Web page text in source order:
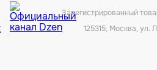
Зарегистрированный
125315, Москва, ул.